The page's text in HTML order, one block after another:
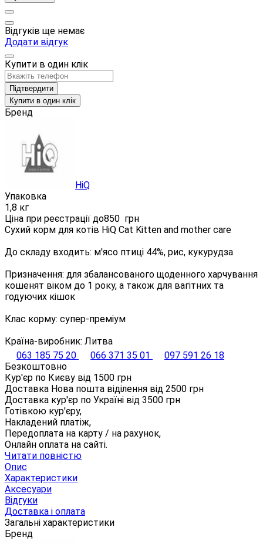
Відгуків ще немає
Додати відгук
Купити в один клік
Підтвердити
Купити в один клік
Бренд
HiQ
Упаковка
1,8 кг
Ціна при реєстрації до850 грн
Сухий корм для котів HiQ Cat Kitten and mother care
До складу входить: м'ясо птиці 44%, рис, кукурудза
Призначення: для збалансованого щоденного харчування
кошенят віком до 1 року, а також для вагітних та
годуючих кішок
Клас корму: супер-преміум
Країна-виробник: Литва
063 185 75 20
066 371 35 01
097 591 26 18
Безкоштовно
Кур'єр по Києву від 1500 грн
Доставка Нова пошта віділення від 2500 грн
Доставка кур'єр по Україні від 3500 грн
Готівкою кур'єру,
Накладений платіж,
Передоплата на карту / на рахунок,
Онлайн оплата на сайті.
Читати повністю
Опис
Характеристики
Аксесуари
Відгуки
Доставка і оплата
Загальні характеристики
Бренд